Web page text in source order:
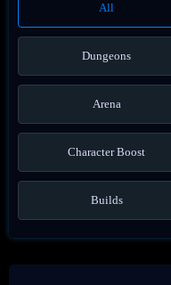
All
Dungeons
Arena
Character Boost
Builds